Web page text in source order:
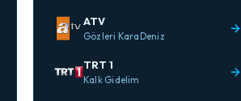
ATV
Gözleri KaraDeniz
→
TRT 1
Kalk Gidelim
→